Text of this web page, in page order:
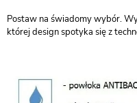
Postaw na świadomy wybór.
której design spotyka się z